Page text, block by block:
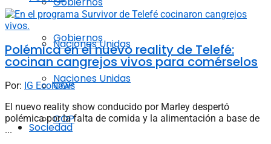
Naciones Unidas
COP
Sociedad
Gobiernos
Naciones Unidas
COP
Polémica en el nuevo reality de Telefé:
cocinan cangrejos vivos para comérselos
Por: IG EcoNews
El nuevo reality show conducido por Marley despertó
polémica por la falta de comida y la alimentación a base de
...